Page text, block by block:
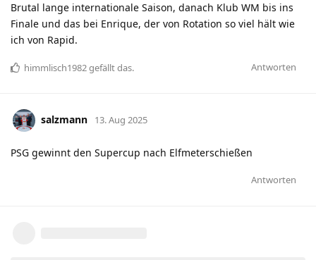
Brutal lange internationale Saison, danach Klub WM bis ins
Finale und das bei Enrique, der von Rotation so viel hält wie
ich von Rapid.
Antworten
himmlisch1982gefällt das.
salzmann 13. Aug 2025
PSG gewinnt den Supercup nach Elfmeterschießen
Antworten